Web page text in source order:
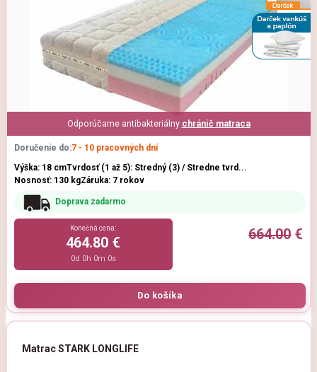
Odporúčame antibakteriálny chránič matraca
Doručenie do:7 - 10 pracovných dní
Výška: 18 cmTvrdosť (1 až 5): Stredný (3) / Stredne tvrd...
Nosnosť: 130 kgZáruka: 7 rokov
Doprava zadarmo
664.00€
Konečná cena:
464.80 €
0d 0h 0m 0s
Matrac STARK LONGLIFE